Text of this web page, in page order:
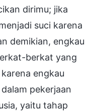
dirimu; jika
suci karena
demikian, engkau
berkat yang
engkau
pekerjaan
yaitu tahap